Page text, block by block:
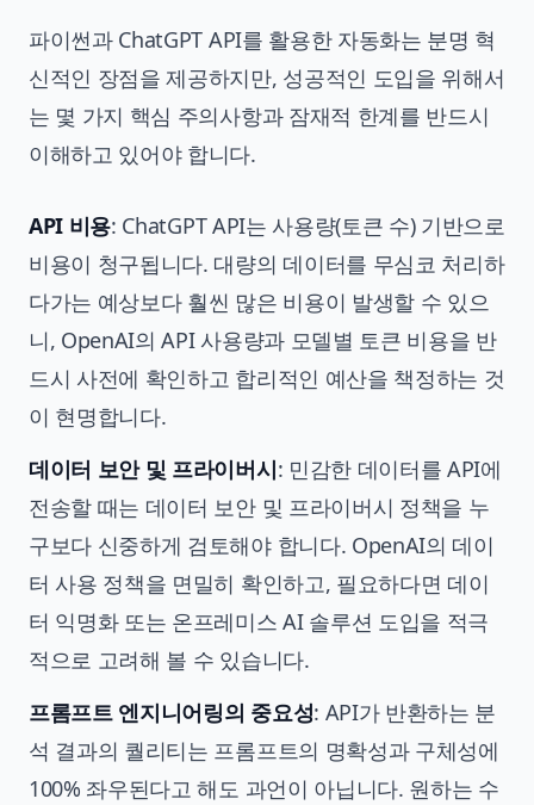
파이썬과 ChatGPT API를 활용한 자동화는 분명 혁
신적인 장점을 제공하지만, 성공적인 도입을 위해서
는 몇 가지 핵심 주의사항과 잠재적 한계를 반드시
이해하고 있어야 합니다.
API 비용: ChatGPT API는 사용량(토큰 수) 기반으로
비용이 청구됩니다. 대량의 데이터를 무심코 처리하
다가는 예상보다 훨씬 많은 비용이 발생할 수 있으
니, OpenAI의API 사용량과 모델별 토큰 비용을 반
드시 사전에 확인하고 합리적인 예산을 책정하는 것
이 현명합니다.
데이터 보안 및 프라이버시: 민감한 데이터를 API에
전송할 때는 데이터 보안 및 프라이버시 정책을 누
구보다 신중하게 검토해야 합니다. OpenAI의 데이
터 사용 정책을 면밀히 확인하고, 필요하다면 데이
터 익명화 또는 온프레미스 AI 솔루션 도입을 적극
적으로 고려해 볼 수 있습니다.
프롬프트 엔지니어링의 중요성: API가 반환하는 분
석 결과의 퀄리티는 프롬프트의 명확성과 구체성에
100% 좌우된다고 해도 과언이 아닙니다. 원하는 수